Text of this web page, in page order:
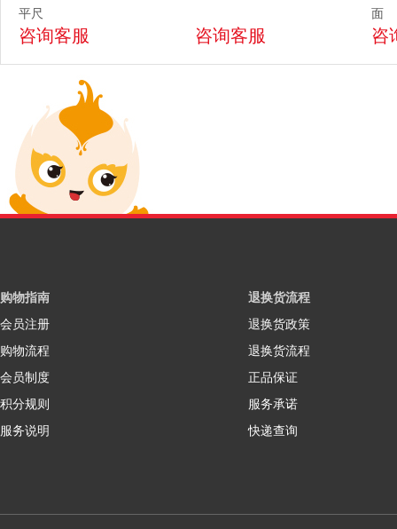
平尺
咨询客服 咨询客服
面
咨
购物指南
会员注册
购物流程
会员制度
积分规则
服务说明
退换货流程
退换货政策
退换货流程
正品保证
服务承诺
快递查询